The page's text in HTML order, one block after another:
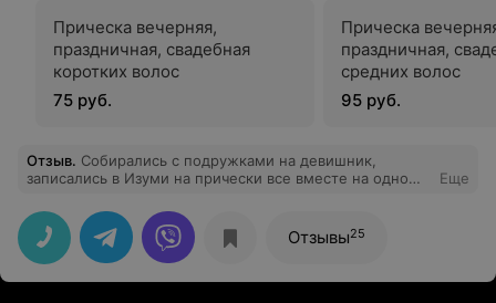
Прическа вечерняя,
праздничная, свадебная
коротких волос
75 руб.
Прическа
праздничная,
средних волос
95 руб.
Отзыв. Собирались с подружками на девишник,
записались в Изуми на прически все вместе на одно
просто беспадобны!!! Отдельное спасибо Светлане
Ефимовой за макияж и Наташе Кантор за прическу, это
нечто!!!
Еще
Отзывы25